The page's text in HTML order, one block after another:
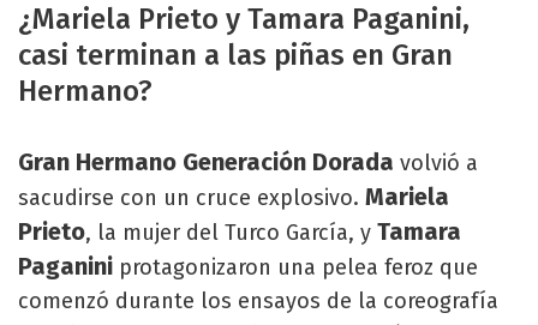
¿Mariela Prieto y Tamara Paganini,
casi terminan a las piñas en Gran
Hermano?
Gran Hermano Generación Dorada volvió a
sacudirse con un cruce explosivo. Mariela
Prieto, la mujer del Turco García, y Tamara
Paganini protagonizaron una pelea feroz que
comenzó durante los ensayos de la coreografía